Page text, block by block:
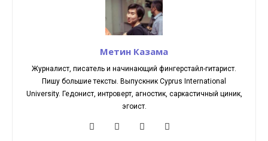
Метин Казама
Журналист, писатель и начинающий фингерстайл-гитарист.
Пишу большие тексты. Выпускник Cyprus International
University. Гедонист, интроверт, агностик, саркастичный циник,
эгоист.